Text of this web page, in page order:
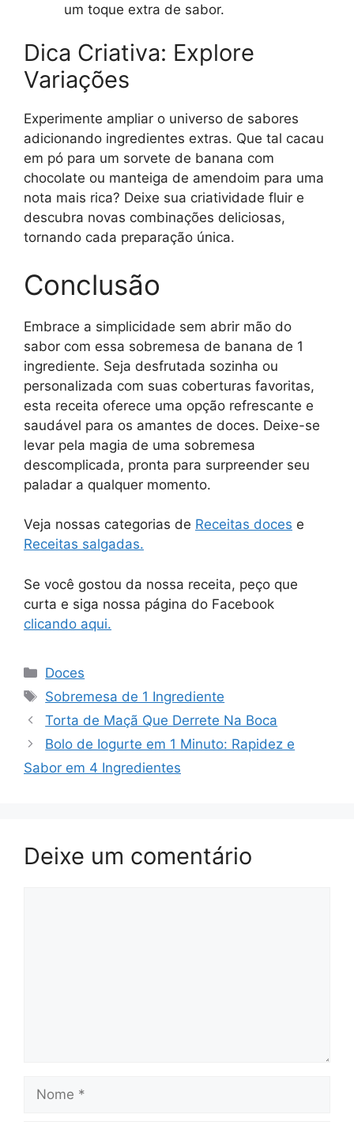
um toque extra de sabor.
Dica Criativa: Explore
Variações
Experimente ampliar o universo de sabores
adicionando ingredientes extras. Que tal cacau
em pó para um sorvete de banana com
chocolate ou manteiga de amendoim para uma
nota mais rica? Deixe sua criatividade fluir e
descubra novas combinações deliciosas,
tornando cada preparação única.
Conclusão
Embrace a simplicidade sem abrir mão do
sabor com essa sobremesa de banana de 1
ingrediente. Seja desfrutada sozinha ou
personalizada com suas coberturas favoritas,
esta receita oferece uma opção refrescante e
saudável para os amantes de doces. Deixe-se
levar pela magia de uma sobremesa
descomplicada, pronta para surpreender seu
paladar a qualquer momento.
Veja nossas categorias de Receitas doces e
Receitas salgadas.
Se você gostou da nossa receita, peço que
curta e siga nossa página do Facebook
clicando aqui.
Doces
Sobremesa de 1 Ingrediente
Torta de Maçã Que Derrete Na Boca
Bolo de Iogurte em 1 Minuto: Rapidez e
Sabor em 4 Ingredientes
Deixe um comentário